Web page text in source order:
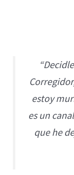
estoy
es un
que he